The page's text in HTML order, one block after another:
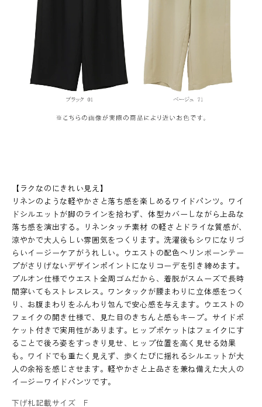
【ラクなのにきれい見え】
リネンのような軽やかさと落ち感を楽しめるワイドパンツ。ワイ
ドシルエットが脚のラインを拾わず、体型カバーしながら上品な
落ち感を演出する。リネンタッチ素材 の軽さとドライな質感が、
涼やかで大人らしい雰囲気をつくります。洗濯後もシワになりづ
らいイージーケアがうれしい。ウエストの配色ヘリンボーンテー
プがさりげないデザインポイントになりコーデを引き締めます。
プルオン仕様でウエスト全周ゴムだから、着脱がスムーズで長時
間穿いてもストレスレス。ワンタックが腰まわりに立体感をつく
り、お腹まわりをふんわり包んで安心感を与えます。ウエストの
フェイクの開き仕様で、見た目のきちんと感もキープ。サイドポ
ケット付きで実用性があります。ヒップポケットはフェイクにす
ることで後ろ姿をすっきり見せ、ヒップ位置を高く見せる効果
も。ワイドでも重たく見えず、歩くたびに揺れるシルエットが大
人の余裕を感じさせます。軽やかさと上品さを兼ね備えた大人の
イージーワイドパンツです。
下げ札記載サイズ
F